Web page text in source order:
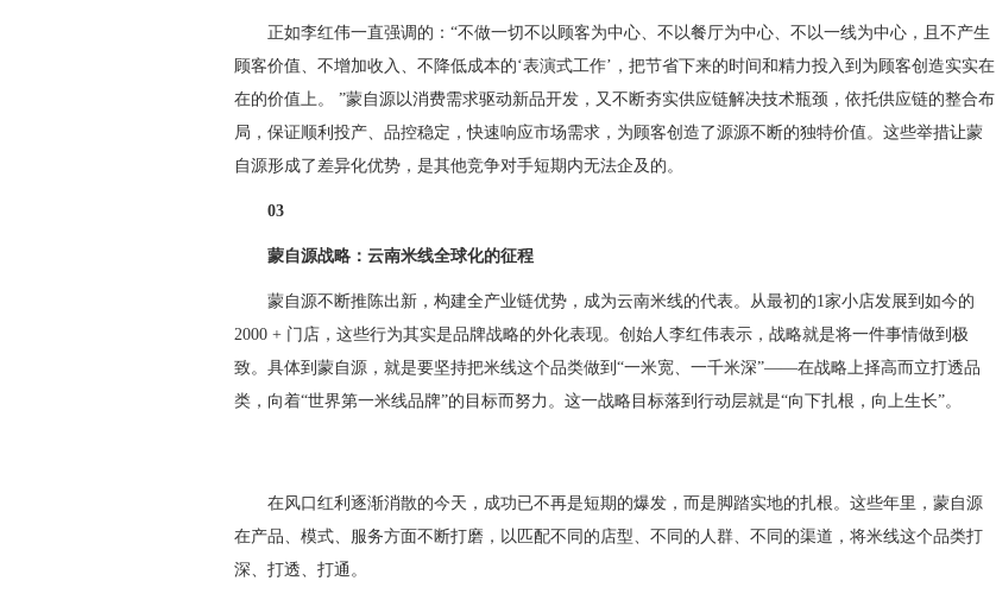
正如李红伟一直强调的：“不做一切不以顾客为中心、不以餐厅为中心、不以一线为中心，且不产生
顾客价值、不增加收入、不降低成本的‘表演式工作’，把节省下来的时间和精力投入到为顾客创造实实在
在的价值上。 ”蒙自源以消费需求驱动新品开发，又不断夯实供应链解决技术瓶颈，依托供应链的整合布
局，保证顺利投产、品控稳定，快速响应市场需求，为顾客创造了源源不断的独特价值。这些举措让蒙
自源形成了差异化优势，是其他竞争对手短期内无法企及的。
03
蒙自源战略：云南米线全球化的征程
蒙自源不断推陈出新，构建全产业链优势，成为云南米线的代表。从最初的1家小店发展到如今的
2000 + 门店，这些行为其实是品牌战略的外化表现。创始人李红伟表示，战略就是将一件事情做到极
致。具体到蒙自源，就是要坚持把米线这个品类做到“一米宽、一千米深”——在战略上择高而立打透品
类，向着“世界第一米线品牌”的目标而努力。这一战略目标落到行动层就是“向下扎根，向上生长”。
在风口红利逐渐消散的今天，成功已不再是短期的爆发，而是脚踏实地的扎根。这些年里，蒙自源
在产品、模式、服务方面不断打磨，以匹配不同的店型、不同的人群、不同的渠道，将米线这个品类打
深、打透、打通。